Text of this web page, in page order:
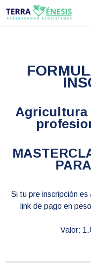
Agricultura
Si tu pre inscripción
link de pago en
Valor: